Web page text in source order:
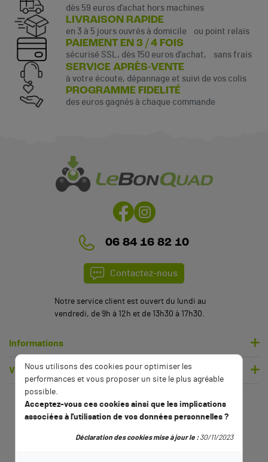
dès 59 euros d’achat hors machines
LIVRAISON RAPIDE
en 3 à 5 jours ouvrés à domicile ou point relais
PAIEMENT EN 3 / 4 FOIS
sécurisé SSL, dès 150 euros d’achat, sans frais
SERVICE APRÈS-VENTE
à votre écoute, dépannage et suivi de vos colis
PROGRAMME FIDELITÉ
des euros gagnés à chaque commande
06 84 16 82 10
Contactez-nous
Notre service client est ouvert du lundi au
vendredi, de 9h à 12h et de 13h30 à 17h30.
Informations
Votre compte
Nous utilisons des cookies pour optimiser les
performances et vous proposer un site le plus agréable
possible.
Acceptez-vous ces cookies ainsi que les implications
associées à l'utilisation de vos données personnelles ?
Déclaration des cookies mise à jour le :30/11/2023